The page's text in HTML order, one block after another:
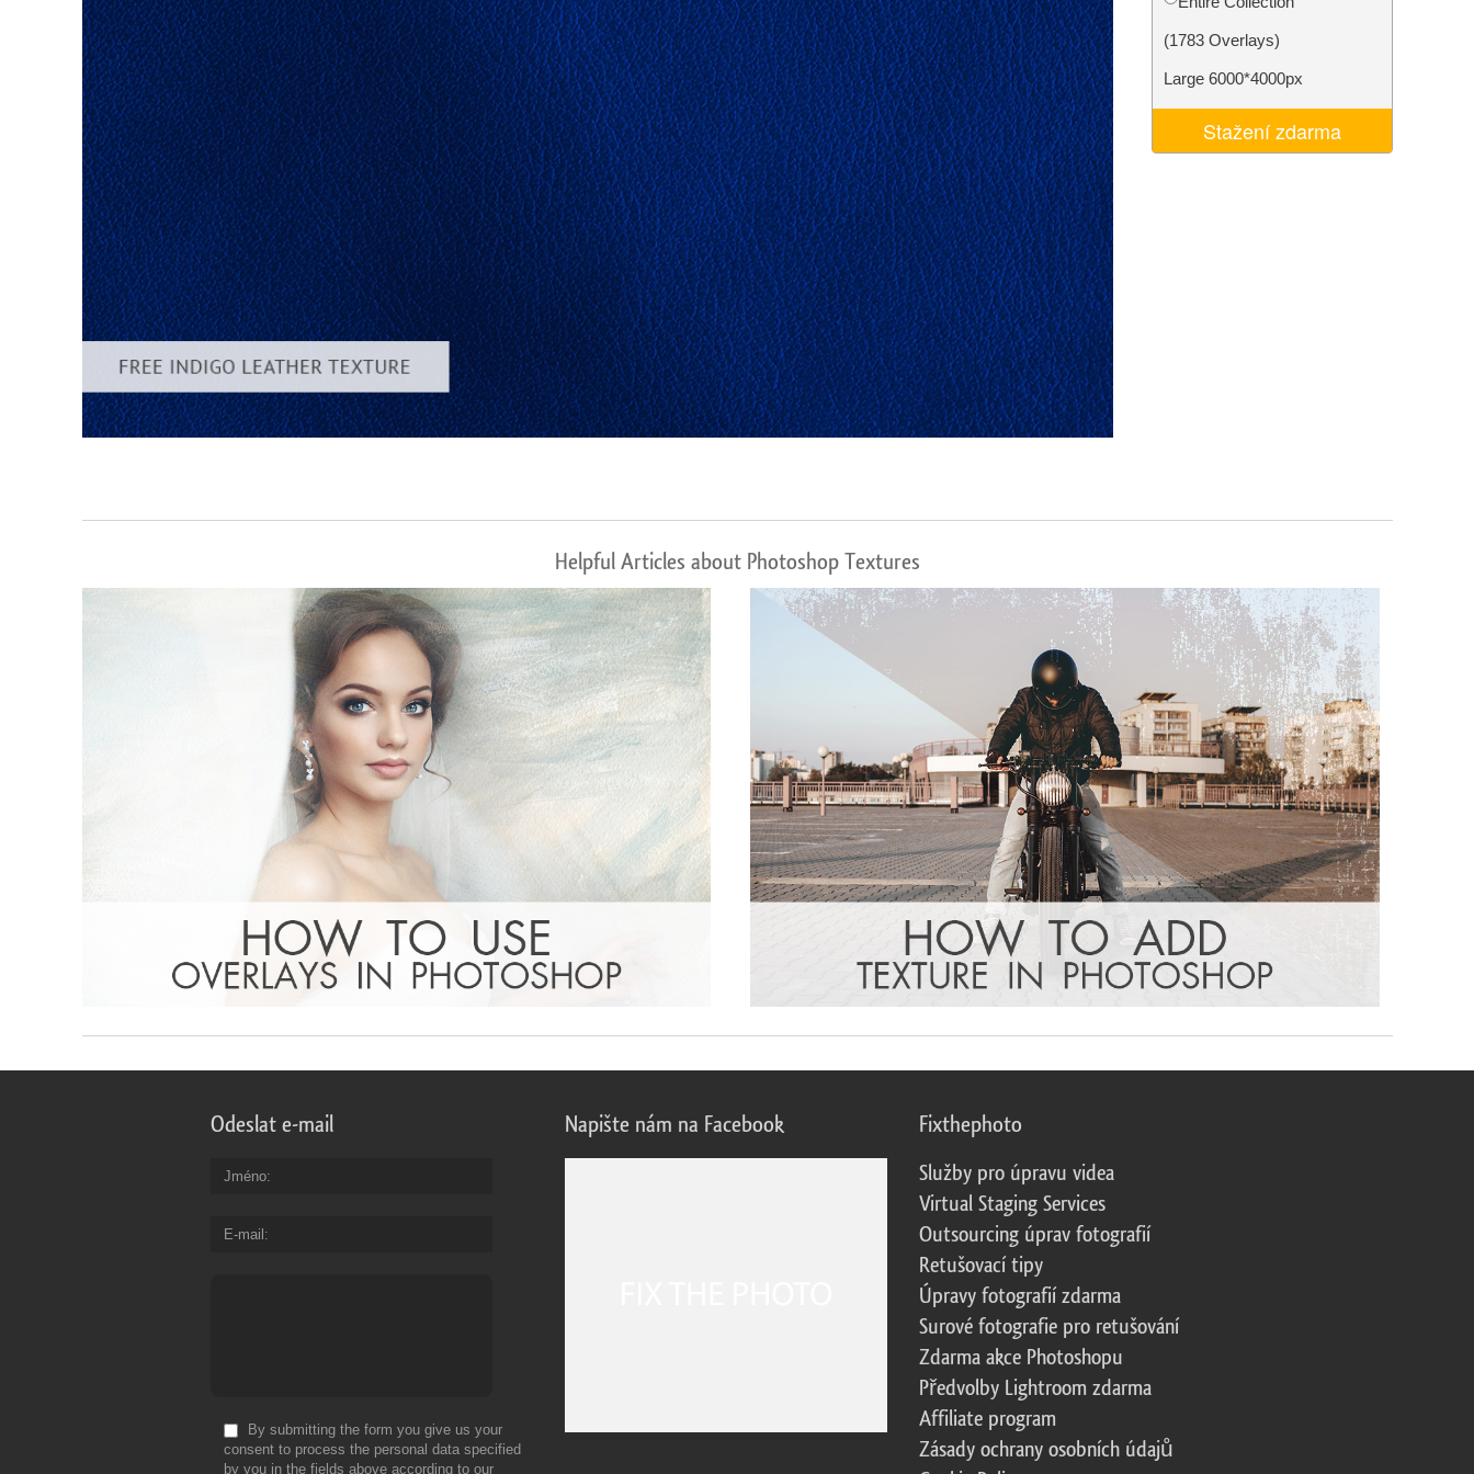
Služby retušování produktů Služby retušování šperků Data pro výcvik AI Video Editing Services
(1783 Overlays)
Large 6000*4000px
Stažení zdarma
Helpful Articles about Photoshop Textures
Odeslat e-mail
Jméno
E-mail
By submitting the form you give us your
consent to process the personal data specified
by you in the fields above according to our
Napište nám na Facebook Fixthephoto
Služby pro úpravu videa
Virtual Staging Services
Outsourcing úprav fotografií
Retušovací tipy
Úpravy fotografií zdarma
Surové fotografie pro retušování
Zdarma akce Photoshopu
Předvolby Lightroom zdarma
Affiliate program
Zásady ochrany osobních údajů